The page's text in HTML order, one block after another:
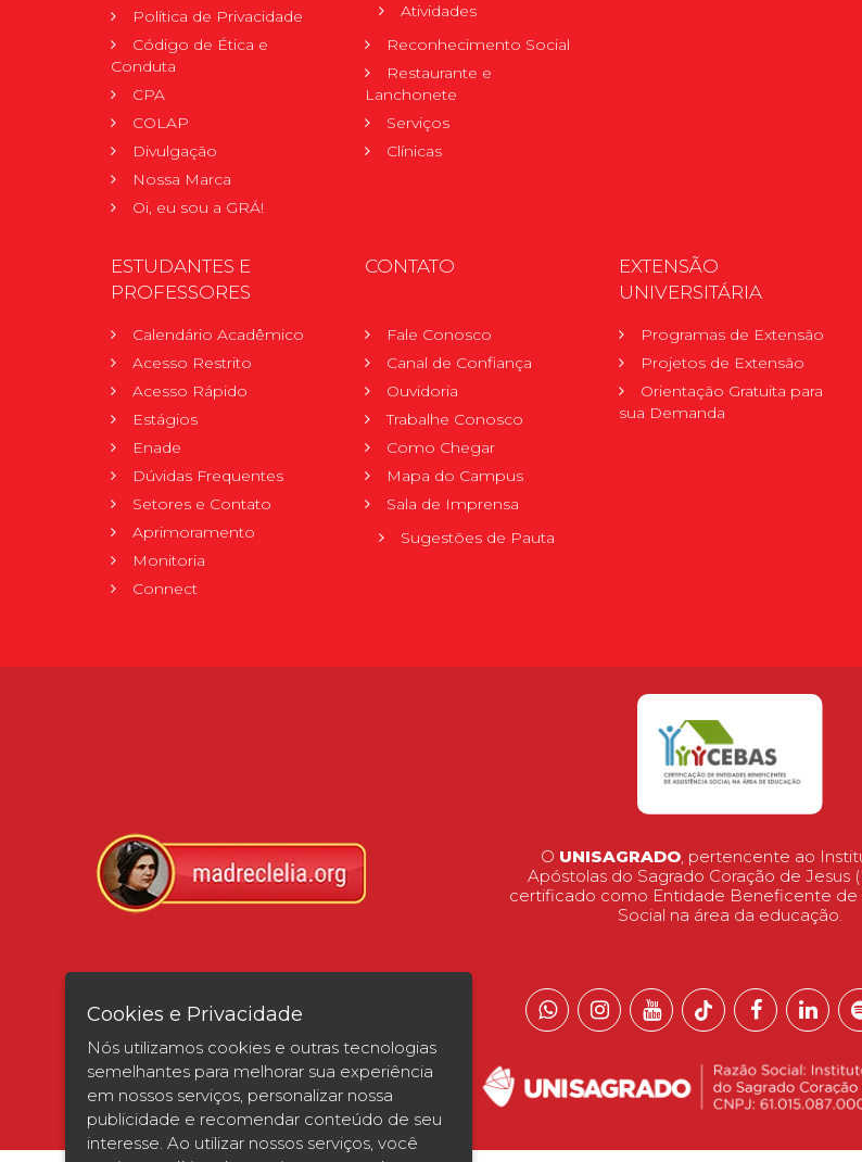
Política de Privacidade
Código de Ética e
Conduta
CPA
COLAP
Divulgação
Nossa Marca
Oi, eu sou a GRÁ!
Atividades
Reconhecimento Social
Restaurante e
Lanchonete
Serviços
Clínicas
ESTUDANTES E
PROFESSORES
Calendário Acadêmico
Acesso Restrito
Acesso Rápido
Estágios
Enade
Dúvidas Frequentes
Setores e Contato
Aprimoramento
Monitoria
Connect
CONTATO
Fale Conosco
Canal de Confiança
Ouvidoria
Trabalhe Conosco
Como Chegar
Mapa do Campus
Sala de Imprensa
Sugestões de Pauta
EXTENSÃO
UNIVERSITÁRIA
Programas de Extensão
Projetos de Extensão
Orientação Gratuita para
sua Demanda
Verificada por
O UNISAGRADO, pertencente ao
Apóstolas do Sagrado Coração de Jesus
certificado como Entidade Beneficente de
Social na área da educação.
Cookies e Privacidade
Nós utilizamos cookies e outras tecnologias
semelhantes para melhorar sua experiência
em nossos serviços, personalizar nossa
publicidade e recomendar conteúdo de seu
interesse. Ao utilizar nossos serviços, você